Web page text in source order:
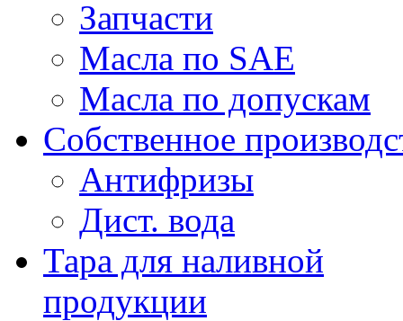
Запчасти
Масла по SAE
Масла по допускам
Собственное
Антифризы
Дист. вода
Тара для наливной
продукции